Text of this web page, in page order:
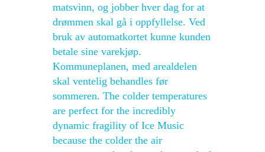
matsvinn, og jobber hver dag for at
drømmen skal gå i oppfyllelse. Ved
bruk av automatkortet kunne kunden
betale sine varekjøp.
Kommuneplanen, med arealdelen
skal ventelig behandles før
sommeren. The colder temperatures
are perfect for the incredibly
dynamic fragility of Ice Music
because the colder the air